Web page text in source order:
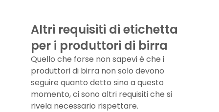
Altri requisiti di etichetta
per i produttori di birra
Quello che forse non sapevi è che i
produttori di birra non solo devono
seguire quanto detto sino a questo
momento, ci sono altri requisiti che si
rivela necessario rispettare.